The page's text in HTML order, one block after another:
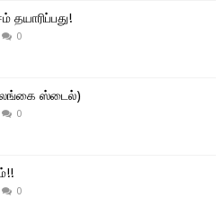
தயாரிப்பது!
0
ஸ்டைல்)
0
0